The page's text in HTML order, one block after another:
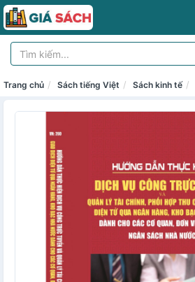
Trang chủ Sách tiếng Việt Sách kinh tế